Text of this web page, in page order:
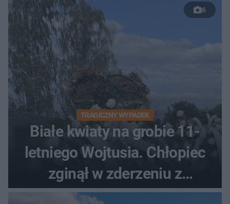
6
TRAGICZNY WYPADEK
Białe kwiaty na grobie 11-
letniego Wojtusia. Chłopiec
zginął w zderzeniu z
kombajnem